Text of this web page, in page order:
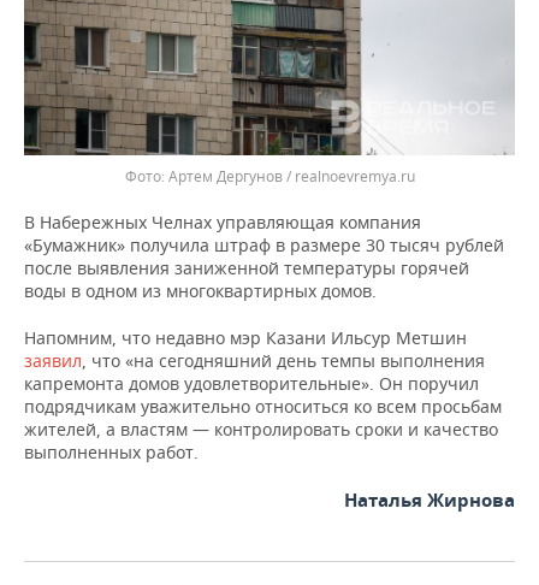
Артем Дергунов / realnoevremya.ru
В Набережных Челнах управляющая компания
«Бумажник» получила штраф в размере 30 тысяч рублей
после выявления заниженной температуры горячей
воды в одном из многоквартирных домов.
Напомним, что недавно мэр Казани Ильсур Метшин
заявил, что «на сегодняшний день темпы выполнения
капремонта домов удовлетворительные». Он поручил
подрядчикам уважительно относиться ко всем просьбам
жителей, а властям — контролировать сроки и качество
выполненных работ.
Наталья Жирнова